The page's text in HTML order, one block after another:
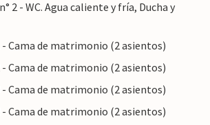
2 - WC. Agua caliente y fría, Ducha y
Cama de matrimonio (2 asientos)
Cama de matrimonio (2 asientos)
Cama de matrimonio (2 asientos)
Cama de matrimonio (2 asientos)